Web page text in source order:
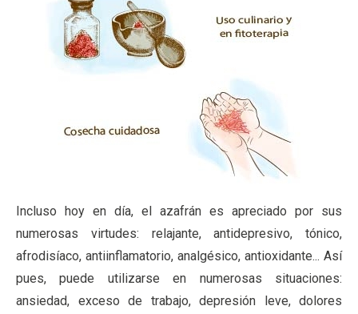
Incluso hoy en día, el azafrán es apreciado por sus
numerosas virtudes: relajante, antidepresivo, tónico,
afrodisíaco, antiinflamatorio, analgésico, antioxidante... Así
pues, puede utilizarse en numerosas situaciones:
ansiedad, exceso de trabajo, depresión leve, dolores